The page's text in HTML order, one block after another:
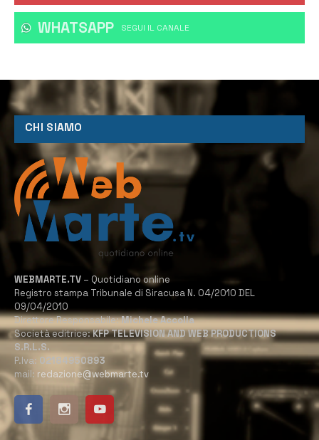
WHATSAPP ‎SEGUI IL CANALE
CHI SIAMO
WEBMARTE.TV – Quotidiano online
Registro stampa Tribunale di Siracusa N. 04/2010 DEL
09/04/2010
Direttore Responsabile:Michele Accolla
Società editrice:KFP TELEVISION AND WEB PRODUCTIONS
S.R.L.S.
P.Iva: 02184950893
mail: redazione@webmarte.tv